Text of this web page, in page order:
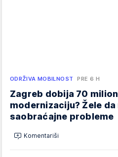
ODRŽIVA MOBILNOST PRE 6 H
Zagreb dobija 70
modernizaciju? Žele
saobraćajne probleme
Komentariši